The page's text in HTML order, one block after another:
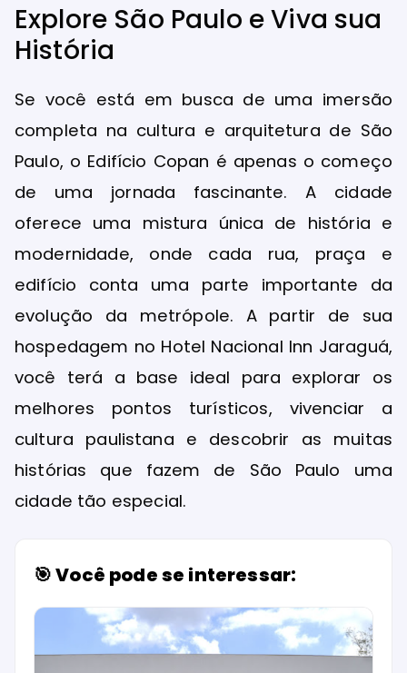
Explore São Paulo e Viva sua
História
Se você está em busca de uma imersão
completa na cultura e arquitetura de São
Paulo, o Edifício Copan é apenas o começo
de uma jornada fascinante. A cidade
oferece uma mistura única de história e
modernidade, onde cada rua, praça e
edifício conta uma parte importante da
evolução da metrópole. A partir de sua
hospedagem no Hotel Nacional Inn Jaraguá,
você terá a base ideal para explorar os
melhores pontos turísticos, vivenciar a
cultura paulistana e descobrir as muitas
histórias que fazem de São Paulo uma
cidade tão especial.
🎯 Você pode se interessar: